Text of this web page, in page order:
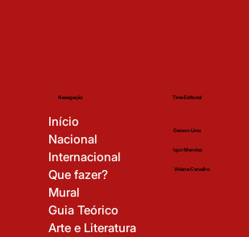
Navegação
Início
Nacional
Internacional
Que fazer?
Mural
Guia Teórico
Arte e Literatura
Time Editorial
Gerson Lima
Igor Mendes
Viviane Carvalho